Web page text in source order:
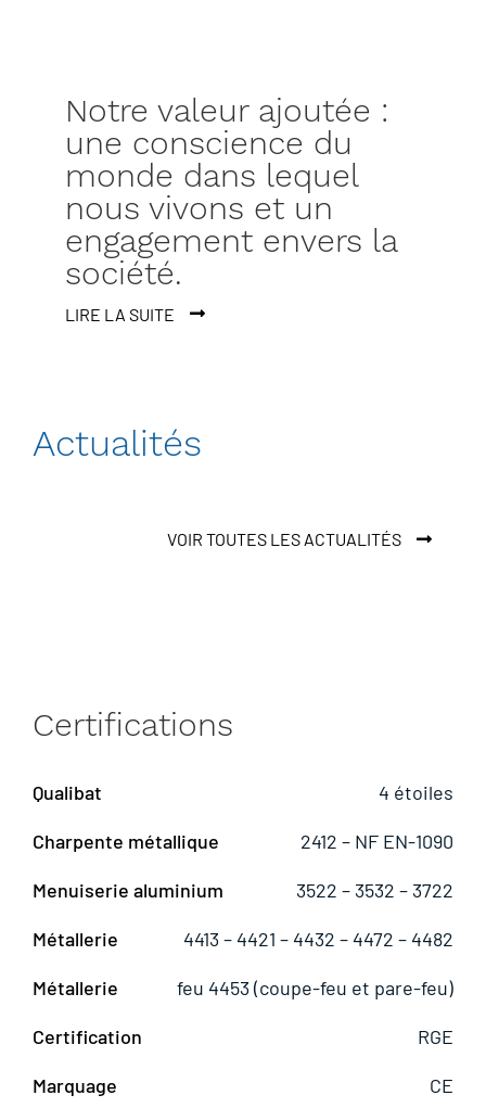
Notre valeur ajoutée :
une conscience du
monde dans lequel
nous vivons et un
engagement envers la
société.
LIRE LA SUITE
Actualités
VOIR TOUTES LES ACTUALITÉS
Certifications
Qualibat 4 étoiles
Charpente métallique 2412 – NF EN-1090
Menuiserie aluminium 3522 – 3532 – 3722
Métallerie 4413 – 4421 – 4432 – 4472 – 4482
Métallerie feu 4453 (coupe-feu et pare-feu)
Certification RGE
Marquage CE